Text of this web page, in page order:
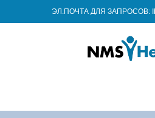
ЭЛ.ПОЧТА ДЛЯ ЗАПРОСОВ: